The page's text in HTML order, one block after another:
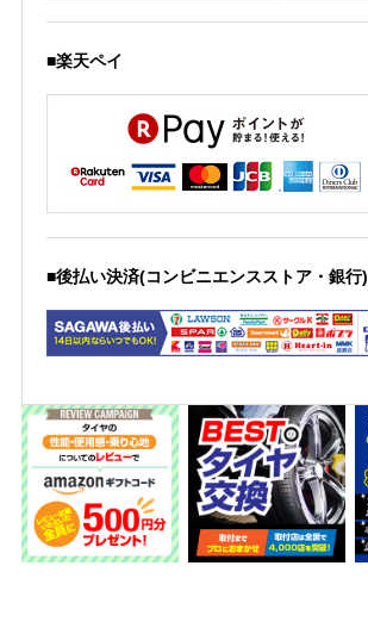
■楽天ペイ
■後払い決済(コンビニエンスストア・銀行)